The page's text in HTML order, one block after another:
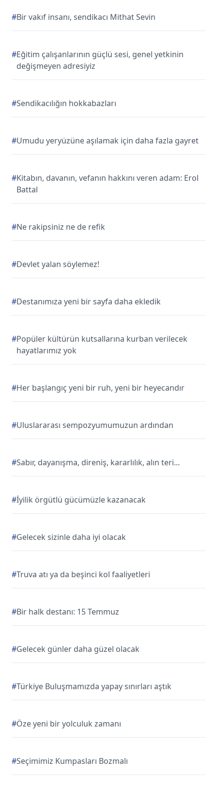
#Bir vakıf insanı, sendikacı Mithat Sevin
#Eğitim çalışanlarının güçlü sesi, genel yetkinin
değişmeyen adresiyiz
#Sendikacılığın hokkabazları
#Umudu yeryüzüne aşılamak için daha fazla gayret
#Kitabın, davanın, vefanın hakkını veren adam: Erol
Battal
#Ne rakipsiniz ne de refik
#Devlet yalan söylemez!
#Destanımıza yeni bir sayfa daha ekledik
#Popüler kültürün kutsallarına kurban verilecek
hayatlarımız yok
#Her başlangıç yeni bir ruh, yeni bir heyecandır
#Uluslararası sempozyumumuzun ardından
#Sabır, dayanışma, direniş, kararlılık, alın teri...
#İyilik örgütlü gücümüzle kazanacak
#Gelecek sizinle daha iyi olacak
#Truva atı ya da beşinci kol faaliyetleri
#Bir halk destanı: 15 Temmuz
#Gelecek günler daha güzel olacak
#Türkiye Buluşmamızda yapay sınırları aştık
#Öze yeni bir yolculuk zamanı
#Seçimimiz Kumpasları Bozmalı